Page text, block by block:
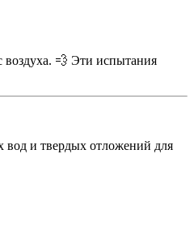
воздуха. 💨 Эти испытания
вод и твердых отложений для